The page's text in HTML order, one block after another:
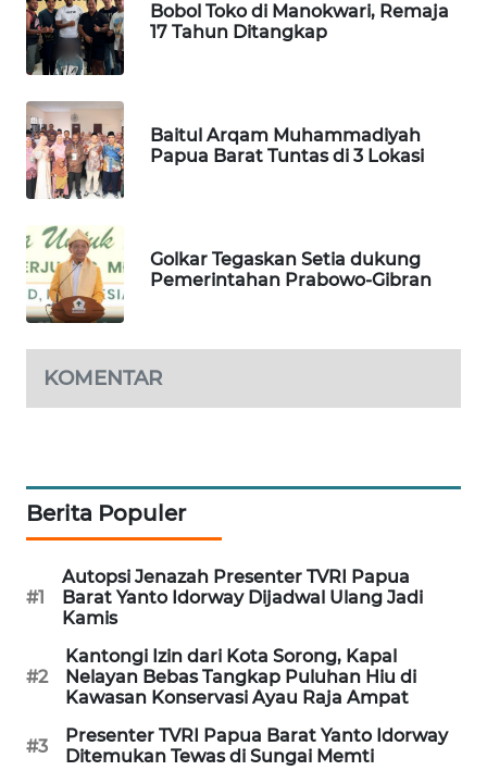
Bobol Toko di Manokwari, Remaja
17 Tahun Ditangkap
Baitul Arqam Muhammadiyah
Papua Barat Tuntas di 3 Lokasi
Golkar Tegaskan Setia dukung
Pemerintahan Prabowo-Gibran
KOMENTAR
Berita Populer
#1
Autopsi Jenazah Presenter TVRI Papua
Barat Yanto Idorway Dijadwal Ulang Jadi
Kamis
#2
Kantongi Izin dari Kota Sorong, Kapal
Nelayan Bebas Tangkap Puluhan Hiu di
Kawasan Konservasi Ayau Raja Ampat
#3
Presenter TVRI Papua Barat Yanto Idorway
Ditemukan Tewas di Sungai Memti
WAHANA
ADVOKAT
WAHANA
INFRASTRUKTUR
WAHANA
WAHANA
LISTRIK
WAHANA
TRAVEL
WAHANANEWS
ID
WAHANANEWS
CO ID
WAHANANEWS
NET
WAHANA